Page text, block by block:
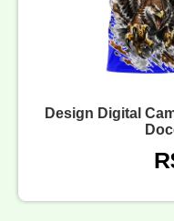
Design Digital